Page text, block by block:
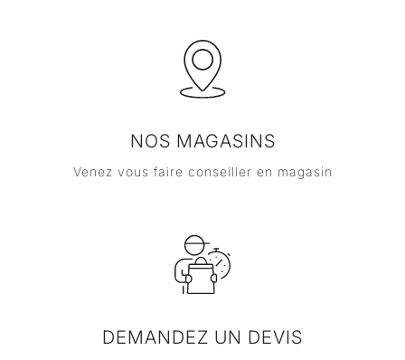
NOS MAGASINS
Venez vous faire conseiller en magasin
DEMANDEZ UN DEVIS